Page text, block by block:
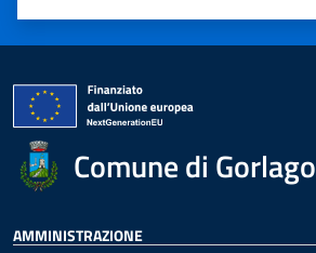
Valuta 5 stelle su 5
Valuta 4 stelle su 5
Valuta 3 stelle su 5
Valuta 2 stelle su 5
Valuta 1 stelle su 5
Comune di Gorlago
AMMINISTRAZIONE